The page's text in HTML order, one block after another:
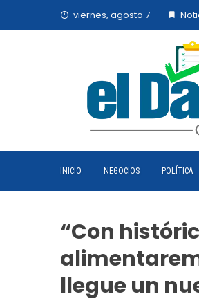
viernes, agosto 7
INICIO NEGOCIOS POLÍTICA
“Con
llegue un